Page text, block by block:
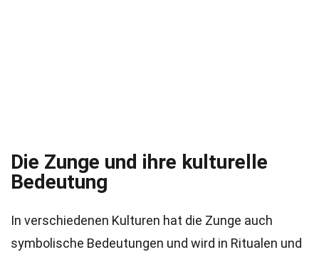
Die Zunge und ihre kulturelle
Bedeutung
In verschiedenen Kulturen hat die Zunge auch
symbolische Bedeutungen und wird in Ritualen und